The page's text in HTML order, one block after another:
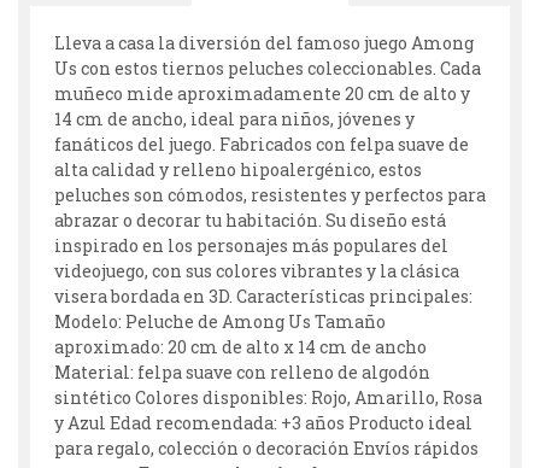
Lleva a casa la diversión del famoso juego Among
Us con estos tiernos peluches coleccionables. Cada
muñeco mide aproximadamente 20 cm de alto y
14 cm de ancho, ideal para niños, jóvenes y
fanáticos del juego. Fabricados con felpa suave de
alta calidad y relleno hipoalergénico, estos
peluches son cómodos, resistentes y perfectos para
abrazar o decorar tu habitación. Su diseño está
inspirado en los personajes más populares del
videojuego, con sus colores vibrantes y la clásica
visera bordada en 3D. Características principales:
Modelo: Peluche de Among Us Tamaño
aproximado: 20 cm de alto x 14 cm de ancho
Material: felpa suave con relleno de algodón
sintético Colores disponibles: Rojo, Amarillo, Rosa
y Azul Edad recomendada: +3 años Producto ideal
para regalo, colección o decoración Envíos rápidos